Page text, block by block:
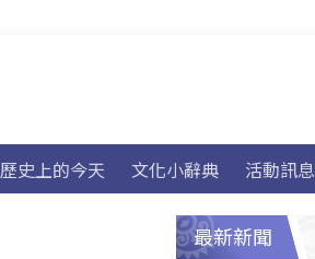
歷史上的今天 文化小辭典 活動訊息
最新新聞